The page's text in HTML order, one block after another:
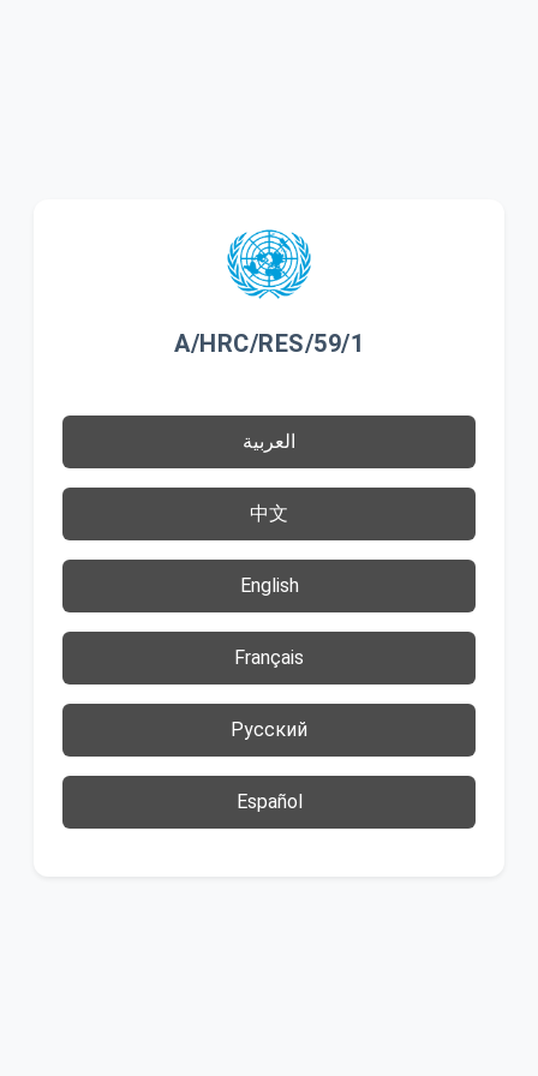
A/HRC/RES/59/1
العربية
中文
English
Français
Русский
Español